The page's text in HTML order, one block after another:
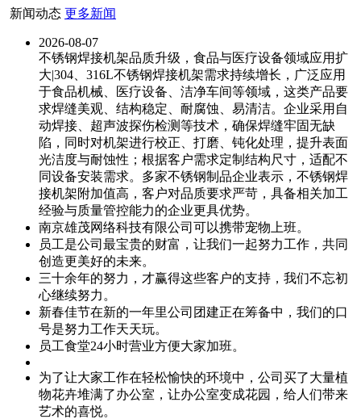
新闻动态 更多新闻
2026-08-07
不锈钢焊接机架品质升级，食品与医疗设备领域应用扩
大|304、316L不锈钢焊接机架需求持续增长，广泛应用
于食品机械、医疗设备、洁净车间等领域，这类产品要
求焊缝美观、结构稳定、耐腐蚀、易清洁。企业采用自
动焊接、超声波探伤检测等技术，确保焊缝牢固无缺
陷，同时对机架进行校正、打磨、钝化处理，提升表面
光洁度与耐蚀性；根据客户需求定制结构尺寸，适配不
同设备安装需求。多家不锈钢制品企业表示，不锈钢焊
接机架附加值高，客户对品质要求严苛，具备相关加工
经验与质量管控能力的企业更具优势。
南京雄茂网络科技有限公司可以携带宠物上班。
员工是公司最宝贵的财富，让我们一起努力工作，共同
创造更美好的未来。
三十余年的努力，才赢得这些客户的支持，我们不忘初
心继续努力。
新春佳节在新的一年里公司团建正在筹备中，我们的口
号是努力工作天天玩。
员工食堂24小时营业方便大家加班。
为了让大家工作在轻松愉快的环境中，公司买了大量植
物花卉堆满了办公室，让办公室变成花园，给人们带来
艺术的喜悦。